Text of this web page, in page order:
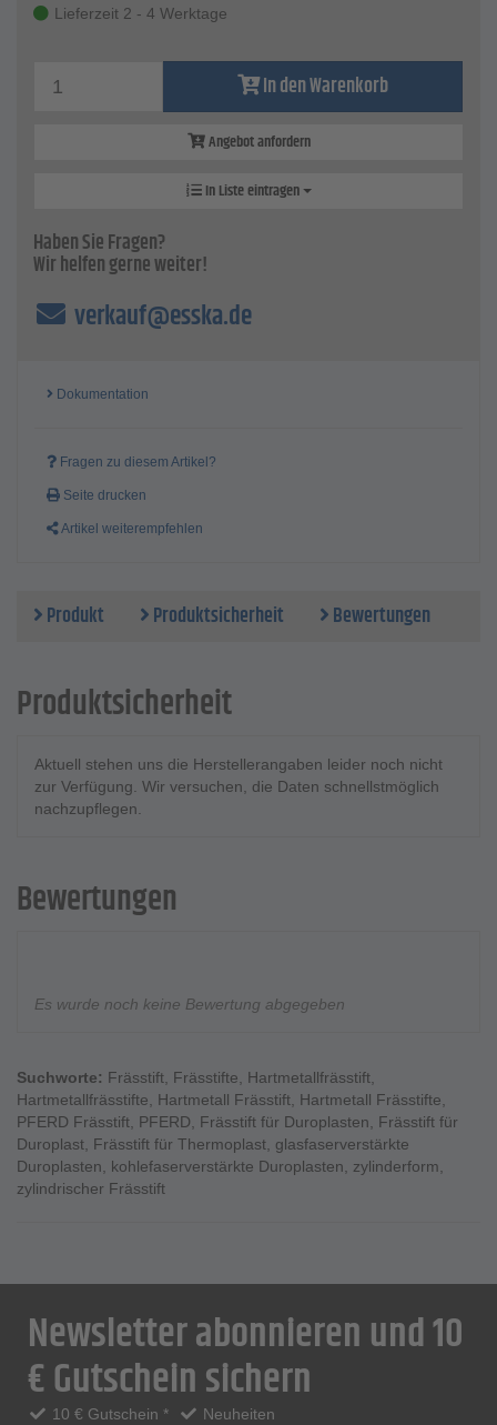
Frässtift-Ø x Länge - 6 x 25 mm
Lieferzeit 2 - 4 Werktage
In den Warenkorb
Angebot anfordern
In Liste eintragen
Haben Sie Fragen?
Wir helfen gerne weiter!
verkauf@esska.de
Dokumentation
Fragen zu diesem Artikel?
Seite drucken
Artikel weiterempfehlen
Produkt Produktsicherheit Bewertungen
Produktsicherheit
Aktuell stehen uns die Herstellerangaben leider noch nicht
zur Verfügung. Wir versuchen, die Daten schnellstmöglich
nachzupflegen.
Bewertungen
Es wurde noch keine Bewertung abgegeben
Suchworte: Frässtift, Frässtifte, Hartmetallfrässtift,
Hartmetallfrässtifte, Hartmetall Frässtift, Hartmetall Frässtifte,
PFERD Frässtift, PFERD, Frässtift für Duroplasten, Frässtift für
Duroplast, Frässtift für Thermoplast, glasfaserverstärkte
Duroplasten, kohlefaserverstärkte Duroplasten, zylinderform,
zylindrischer Frässtift
Newsletter abonnieren und 10
€ Gutschein sichern
10 € Gutschein *
Neuheiten